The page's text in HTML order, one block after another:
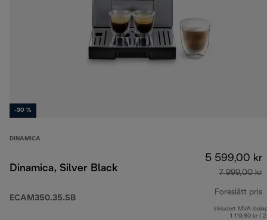
-30 %
DINAMICA
Dinamica, Silver Black
ECAM350.35.SB
5 599,00 kr
7 999,00 kr
Foreslått pris
Inkludert MVA-
1 119,80 kr (